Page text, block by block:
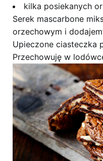
kilka posiekanych
Serek mascarbone
orzechowym i
Upieczone ciasteczka
Przechowuję w